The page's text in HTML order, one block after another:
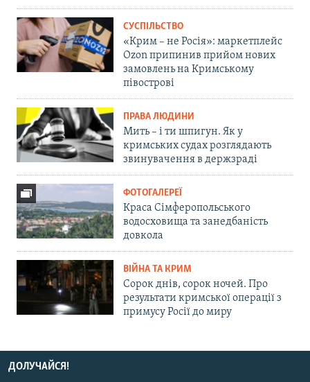
СУСПІЛЬСТВО
«Крим – не Росія»: маркетплейс
Ozon припинив прийом нових
замовлень на Кримському
півострові
ПРАВА ЛЮДИНИ
Мить – і ти шпигун. Як у
кримських судах розглядають
звинувачення в держзраді
ФОТОГАЛЕРЕЇ
Краса Сімферопольського
водосховища та занедбаність
довкола
ВІЙНА ТА КРИМ
Сорок днів, сорок ночей. Про
результати кримської операції з
примусу Росії до миру
ДОЛУЧАЙСЯ!